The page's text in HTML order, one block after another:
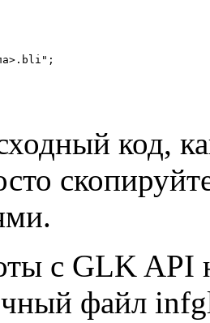
код,
с GLK API
файл